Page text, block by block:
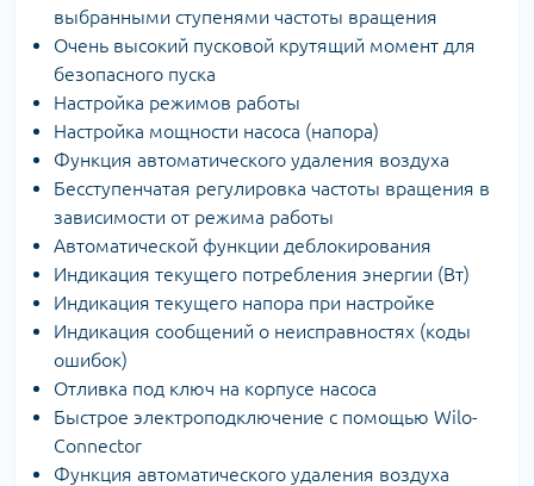
выбранными ступенями частоты вращения
Очень высокий пусковой крутящий момент для
безопасного пуска
Настройка режимов работы
Настройка мощности насоса (напора)
Функция автоматического удаления воздуха
Бесступенчатая регулировка частоты вращения в
зависимости от режима работы
Автоматической функции деблокирования
Индикация текущего потребления энергии (Вт)
Индикация текущего напора при настройке
Индикация сообщений о неисправностях (коды
ошибок)
Отливка под ключ на корпусе насоса
Быстрое электроподключение с помощью Wilo-
Connector
Функция автоматического удаления воздуха